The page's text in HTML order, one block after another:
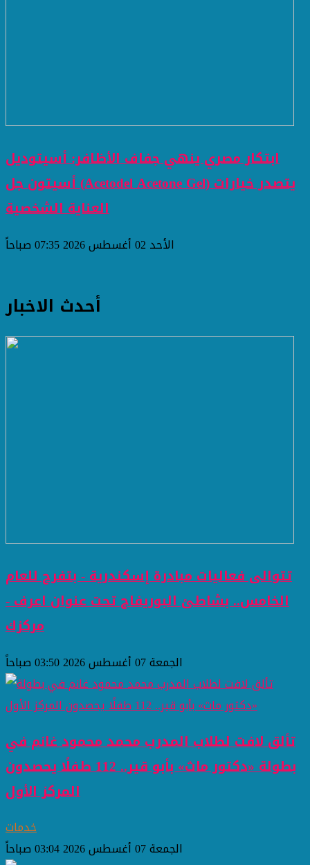
ابتكار مصري ينهي جفاف الأظافر: أسيتوديل
أسيتون جل (Acetodel Acetone Gel) يتصدر خيارات
العناية الشخصية
الأحد 02 أغسطس 2026 07:35 صباحاً
أحدث الاخبار
تتوالى فعاليات مبادرة إسكندرية - بتفرح للعام
الخامس.. بشاطئ البوريفاج تحت عنوان اعرف -
مركزك
الجمعة 07 أغسطس 2026 03:50 صباحاً
تألق لافت لطلاب المدرب محمد محمود غانم في
بطولة «دكتور ماث» بأبو قير.. 112 طفلًا يحصدون
المركز الأول
خدمات
الجمعة 07 أغسطس 2026 03:04 صباحاً